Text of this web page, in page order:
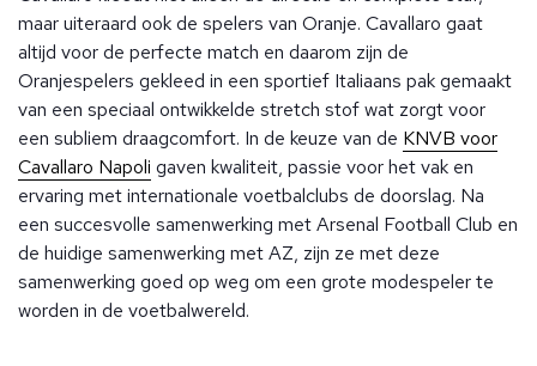
maar uiteraard ook de spelers van Oranje. Cavallaro gaat
altijd voor de perfecte match en daarom zijn de
Oranjespelers gekleed in een sportief Italiaans pak gemaakt
van een speciaal ontwikkelde stretch stof wat zorgt voor
een subliem draagcomfort. In de keuze van de KNVB voor
Cavallaro Napoli gaven kwaliteit, passie voor het vak en
ervaring met internationale voetbalclubs de doorslag. Na
een succesvolle samenwerking met Arsenal Football Club en
de huidige samenwerking met AZ, zijn ze met deze
samenwerking goed op weg om een grote modespeler te
worden in de voetbalwereld.